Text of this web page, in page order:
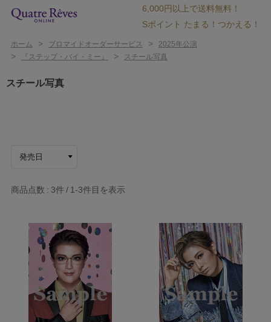
6,000円以上で送料無料！
Sポイント たまる！つかえる！
ホーム > ブロマイドオーダーサービス > 2025年公演
> 『ステップ・バイ・ミー』 > スチール写真
スチール写真
商品点数 3件 1-3件目を表示